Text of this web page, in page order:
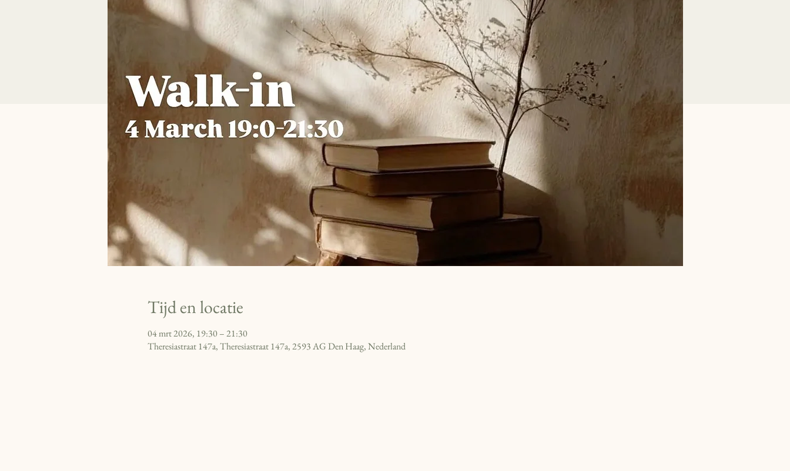
Tijd en locatie
04 mrt 2026, 19:30 – 21:30
Theresiastraat 147a, Theresiastraat 147a, 2593 AG Den Haag, Nederland